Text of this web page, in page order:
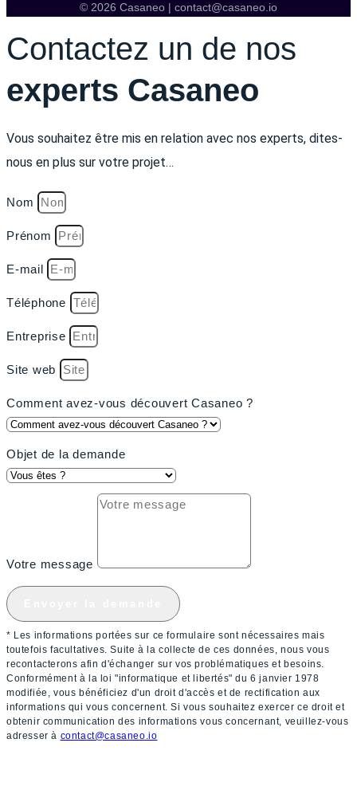
© 2026 Casaneo | contact@casaneo.io
Contactez un de nos
experts Casaneo
Vous souhaitez être mis en relation avec nos experts, dites-
nous en plus sur votre projet…
Nom
Prénom
E-mail
Téléphone
Entreprise
Site web
Comment avez-vous découvert Casaneo ?
Objet de la demande
Votre message
* Les informations portées sur ce formulaire sont nécessaires mais
toutefois facultatives. Suite à la collecte de ces données, nous vous
recontacterons afin d'échanger sur vos problématiques et besoins.
Conformément à la loi "informatique et libertés" du 6 janvier 1978
modifiée, vous bénéficiez d'un droit d'accès et de rectification aux
informations qui vous concernent. Si vous souhaitez exercer ce droit et
obtenir communication des informations vous concernant, veuillez-vous
adresser à contact@casaneo.io